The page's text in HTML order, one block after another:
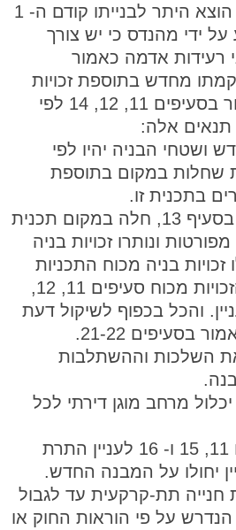
הריסת מבנה אשר הוצא היתר לבנייתו קודם ה- 1
ונקבע על ידי מהנדס כי יש צורך
רעידות אדמה כאמור
8 ו- 9, והקמתו מחדש בתוספת זכויות
בניה בהתאם לאמור בסעיפים 11, 12, 14 לפי
תנאים אלה:
ושטחי הבניה יהיו לפי
שחלות במקום בתוספת
בתכנית זו.
א1. על אף האמור בסעיף 13, חלה במקום תכנית
ונותרו זכויות בניה
בניה מכוח התכניות
כאמור בנוסף על הזכויות מכוח סעיפים 11, 12,
והכל בכפוף לשיקול דעת
בסעיפים 21-22.
השלכות וההשתלבות
מרחב מוגן דירתי לכל
ב. הוראות סעיפים 11, 15 ו- 16 לעניין התרת
יחולו על המבנה החדש.
חנייה תת-קרקעית עד לגבול
על פי הוראות החוק או